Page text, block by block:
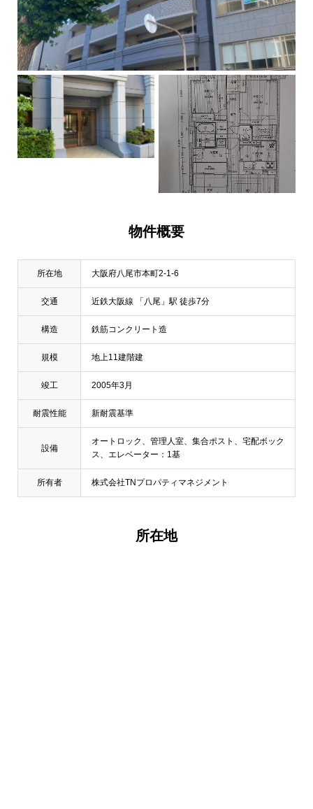
物件概要
所在地 大阪府八尾市本町2-1-6
交通 近鉄大阪線 「八尾」駅 徒歩7分
構造 鉄筋コンクリート造
規模 地上11建階建
竣工 2005年3月
耐震性能 新耐震基準
設備
オートロック、管理人室、集合ポスト、宅配ボック
ス、エレベーター：1基
所有者 株式会社TNプロパティマネジメント
所在地